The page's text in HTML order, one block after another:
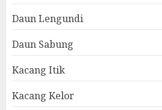
Daun Lengundi
Daun Sabung
Kacang Itik
Kacang Kelor